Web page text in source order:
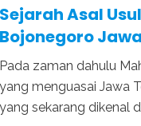
KABUPATEN BOJONEGORO
Sejarah Asal
Bojonegoro
Pada zaman dahulu
yang menguasai Jawa
yang sekarang dikenal